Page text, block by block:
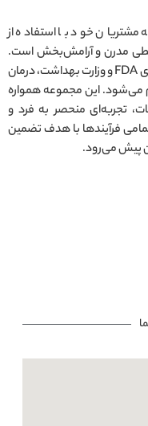
خود با استفاده از
مدرن و آرامش‌بخش است.
تمامی خدمات ارائه‌شده مطابق با استانداردهای FDA و وزارت بهداشت، درمان
می‌شود. این مجموعه همواره
تجربه‌ای منحصر به فرد و
فرآیندها با هدف تضمین
پیش می‌رود.